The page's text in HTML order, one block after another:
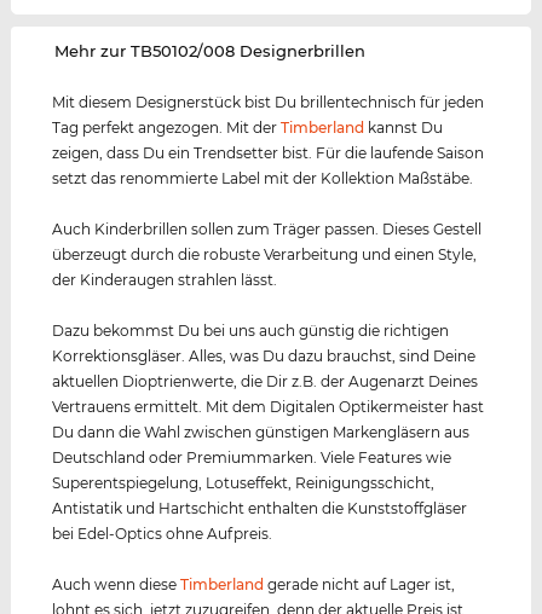
‌Mehr zur TB50102/008 Designerbrillen
Mit diesem Designerstück bist Du brillentechnisch für jeden
Tag perfekt angezogen. Mit derTimberland kannst Du
zeigen, dass Du ein Trendsetter bist. Für die laufende Saison
setzt das renommierte Label mit der Kollektion Maßstäbe.
Auch Kinderbrillen sollen zum Träger passen. Dieses Gestell
überzeugt durch die robuste Verarbeitung und einen Style,
der Kinderaugen strahlen lässt.
Dazu bekommst Du bei uns auch günstig die richtigen
Korrektionsgläser. Alles, was Du dazu brauchst, sind Deine
aktuellen Dioptrienwerte, die Dir z.B. der Augenarzt Deines
Vertrauens ermittelt. Mit dem Digitalen Optikermeister hast
Du dann die Wahl zwischen günstigen Markengläsern aus
Deutschland oder Premiummarken. Viele Features wie
Superentspiegelung, Lotuseffekt, Reinigungsschicht,
Antistatik und Hartschicht enthalten die Kunststoffgläser
bei Edel-Optics ohne Aufpreis.
Auch wenn dieseTimberland gerade nicht auf Lager ist,
lohnt es sich, jetzt zuzugreifen, denn der aktuelle Preis ist